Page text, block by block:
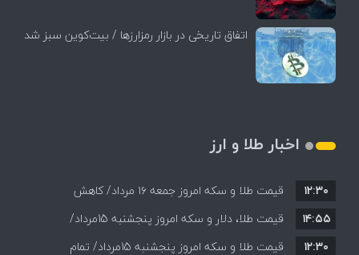
اتفاق تاریخی در بازار رمزارزها / بیت‌کوین سبز شد
اخبار طلا و ارز
قیمت طلا و سکه امروز جمعه ۱۶ مرداد/ کاهش
قیمت ها+ جدول و جزییات
۱۲:۳۰
قیمت طلا، دلار و سکه امروز پنجشنبه 15مرداد/
افزایش قیمت ها + جدول
۱۴:۵۵
قیمت طلا و سکه امروز پنجشنبه 15مرداد/ تمام
۱۲:۳۰